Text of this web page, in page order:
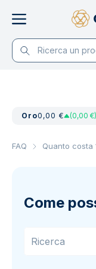
Oro0,00 € (0,00 €)
FAQ Quanto costa
Come